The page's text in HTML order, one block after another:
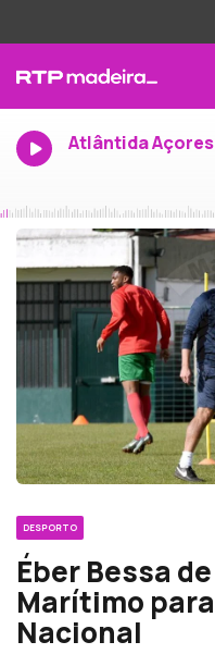
Atlântida Açores
DESPORTO
Éber Bessa
Marítimo
Nacional